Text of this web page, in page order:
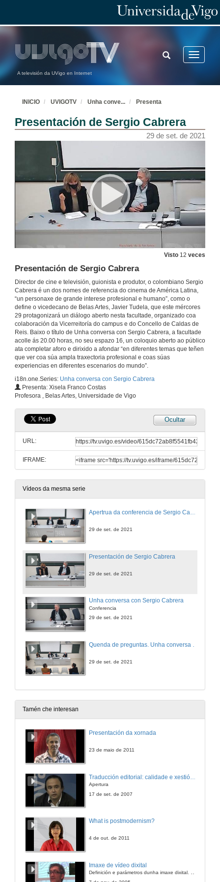
A televisión da UVigo en Internet
Toggle
TOGGLE
SEARCH
INICIO UVIGOTV Unha conve... Presenta
Presentación de Sergio Cabrera
29 de set. de 2021
Visto 12 veces
Presentación de Sergio Cabrera
Director de cine e televisión, guionista e produtor, o colombiano Sergio
Cabrera é un dos nomes de referencia do cinema de América Latina,
“un personaxe de grande interese profesional e humano”, como o
define o vicedecano de Belas Artes, Javier Tudela, que este mércores
29 protagonizará un diálogo aberto nesta facultade, organizado coa
colaboración da Vicerreitoría do campus e do Concello de Caldas de
Reis. Baixo o título de Unha conversa con Sergio Cabrera, a facultade
acolle ás 20.00 horas, no seu espazo 16, un coloquio aberto ao público
ata completar aforo e dirixido a afondar “en diferentes temas que teñen
que ver coa súa ampla traxectoria profesional e coas súas
experiencias en diferentes escenarios do mundo”.
i18n.one.Series: Unha conversa con Sergio Cabrera
Presenta: Xisela Franco Costas
Profesora , Belas Artes, Universidade de Vigo
Ocultar
URL:
IFRAME:
Vídeos da mesma serie
Apertrua da conferencia de Sergio Cabrera
29 de set. de 2021
Presentación de Sergio Cabrera
29 de set. de 2021
Unha conversa con Sergio Cabrera
Conferencia
29 de set. de 2021
29 de set. de 2021
Tamén che interesan
Presentación da xornada
23 de maio de 2011
Apertura
17 de set. de 2007
What is postmodernism?
4 de out. de 2011
Imaxe de vídeo dixital
Definición e parámetros dunha imaxe dixital. Resolución e Aspecto. Profundidade da cor. Compresión. Frame por segundo. Entrelazado. Campos, cadros